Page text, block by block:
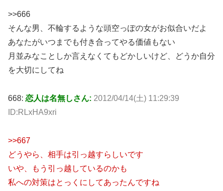
>>666
そんな男、不輪するような頭空っぽの女がお似合いだよ
あなたがいつまでも付き合ってやる価値もない
月並みなことしか言えなくてもどかしいけど、どうか自分
を大切にしてね
668: 恋人は名無しさん: 2012/04/14(土) 11:29:39
ID:RLxHA9xri
>>667
どうやら、相手は引っ越すらしいです
いや、もう引っ越しているのかも
私への対策はとっくにしてあったんですね